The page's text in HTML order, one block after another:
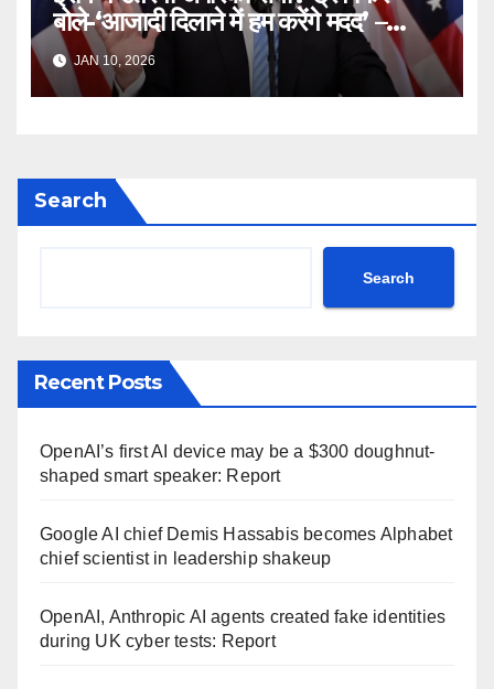
बोले-‘आजादी दिलाने में हम करेंगे मदद’ –
Iran Freedom Tehran Protest
Donald Trump Truth Social
post Khamenei ntc rttm
JAN 10, 2026
Search
Search
Recent Posts
OpenAI’s first AI device may be a $300 doughnut-
shaped smart speaker: Report
Google AI chief Demis Hassabis becomes Alphabet
chief scientist in leadership shakeup
OpenAI, Anthropic AI agents created fake identities
during UK cyber tests: Report